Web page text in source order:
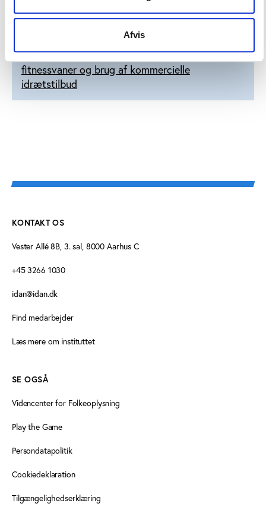
Afvis
Se Idans undersøgelse omDanskernes
fitnessvaner og brug af kommercielle
idrætstilbud
KONTAKT OS
Vester Allé 8B, 3. sal, 8000 Aarhus C
+45 3266 1030
idan@idan.dk
Find medarbejder
Læs mere om instituttet
SE OGSÅ
Videncenter for Folkeoplysning
Play the Game
Persondatapolitik
Cookiedeklaration
Tilgængelighedserklæring